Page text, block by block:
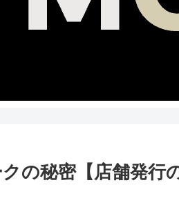
の秘密【店舗発行